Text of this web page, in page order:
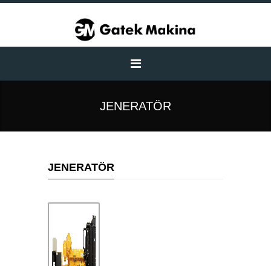
JENERATÖR
JENERATÖR